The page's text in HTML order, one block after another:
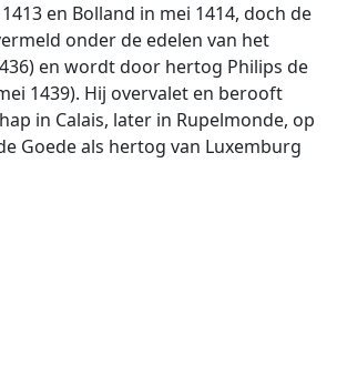
en Bolland in mei 1414, doch de
onder de edelen van het
en wordt door hertog Philips de
1439). Hij overvalet en berooft
in Calais, later in Rupelmonde, op
Goede als hertog van Luxemburg